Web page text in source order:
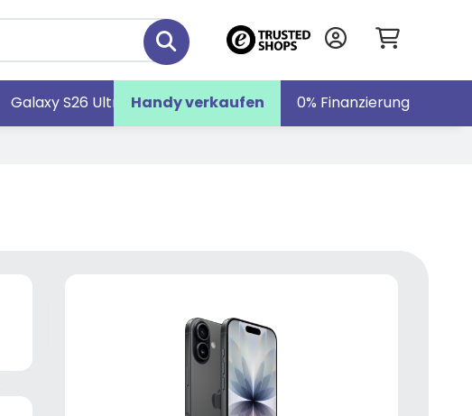
Handy verkaufen 0% Finanzierung
Galaxy S26 Ultra Galaxy S26 Galaxy Z Fold7